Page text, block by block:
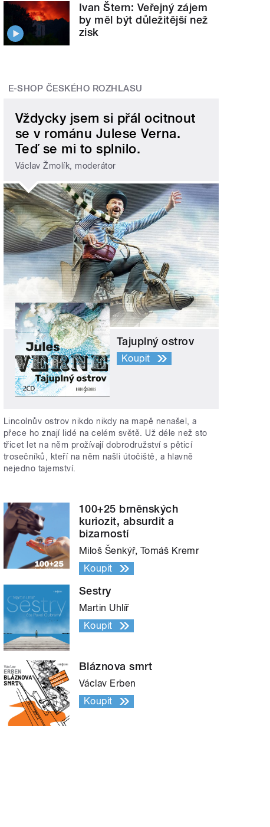
Ivan Štern: Veřejný zájem
by měl být důležitější než
zisk
E-SHOP ČESKÉHO ROZHLASU
Vždycky jsem si přál ocitnout
se v románu Julese Verna.
Teď se mi to splnilo.
Václav Žmolík, moderátor
Tajuplný ostrov
Koupit
Lincolnův ostrov nikdo nikdy na mapě nenašel, a
přece ho znají lidé na celém světě. Už déle než sto
třicet let na něm prožívají dobrodružství s pěticí
trosečníků, kteří na něm našli útočiště, a hlavně
nejedno tajemství.
100+25 brněnských
kuriozit, absurdit a
bizarností
Miloš Šenkýř, Tomáš Kremr
Koupit
Sestry
Martin Uhlíř
Koupit
Bláznova smrt
Václav Erben
Koupit